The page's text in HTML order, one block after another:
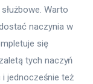
Warto
naczynia w
się
tych naczyń
jednocześnie też